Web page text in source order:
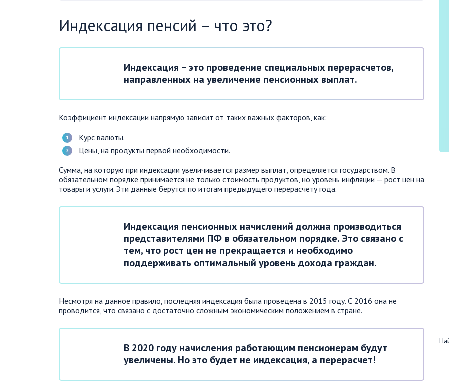
Индексация пенсий – что это?
Индексация – это проведение специальных перерасчетов,
направленных на увеличение пенсионных выплат.
Коэффициент индексации напрямую зависит от таких важных факторов, как:
Курс валюты.
Цены, на продукты первой необходимости.
Сумма, на которую при индексации увеличивается размер выплат, определяется государством. В
обязательном порядке принимается не только стоимость продуктов, но уровень инфляции — рост цен на
товары и услуги. Эти данные берутся по итогам предыдущего перерасчету года.
Индексация пенсионных начислений должна производиться
представителями ПФ в обязательном порядке. Это связано с
тем, что рост цен не прекращается и необходимо
поддерживать оптимальный уровень дохода граждан.
Несмотря на данное правило, последняя индексация была проведена в 2015 году. С 2016 она не
проводится, что связано с достаточно сложным экономическим положением в стране.
В 2020 году начисления работающим пенсионерам будут
увеличены. Но это будет не индексация, а перерасчет!